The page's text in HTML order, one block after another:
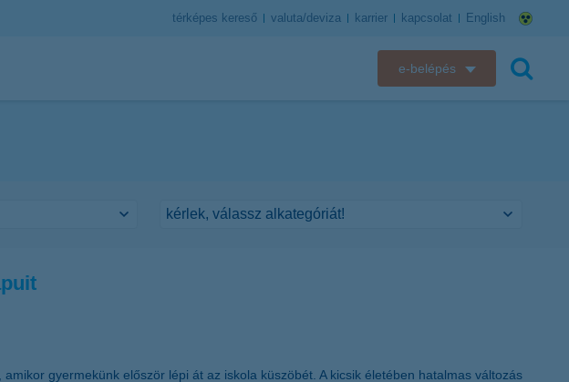
térképes kereső valuta/deviza karrier kapcsolat English
e-belépés
gyermekünk először lépi át az iskola küszöbét. A kicsik életében hatalmas változás